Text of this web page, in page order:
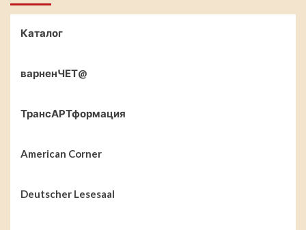
Каталог
варненЧЕТ@
ТрансАРТформация
American Corner
Deutscher Lesesaal